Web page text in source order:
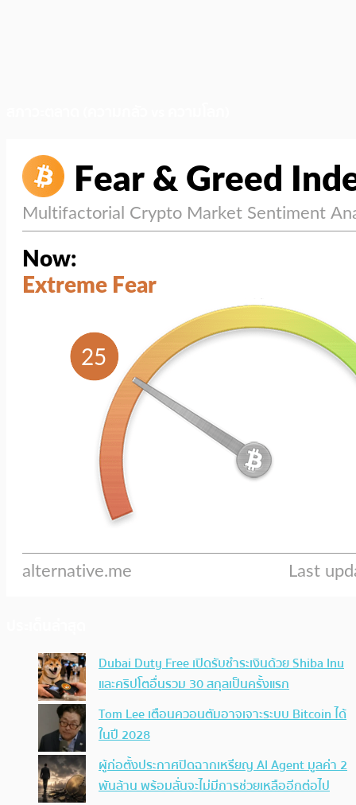
Dubai Duty Free เปิดรับชำระเงินด้วย Shiba Inu
และคริปโตอื่นรวม 30 สกุลเป็นครั้งแรก
Tom Lee เตือนควอนตัมอาจเจาะระบบ Bitcoin ได้
ในปี 2028
ผู้ก่อตั้งประกาศปิดฉากเหรียญ AI Agent มูลค่า 2
พันล้าน พร้อมลั่นจะไม่มีการช่วยเหลืออีกต่อไป